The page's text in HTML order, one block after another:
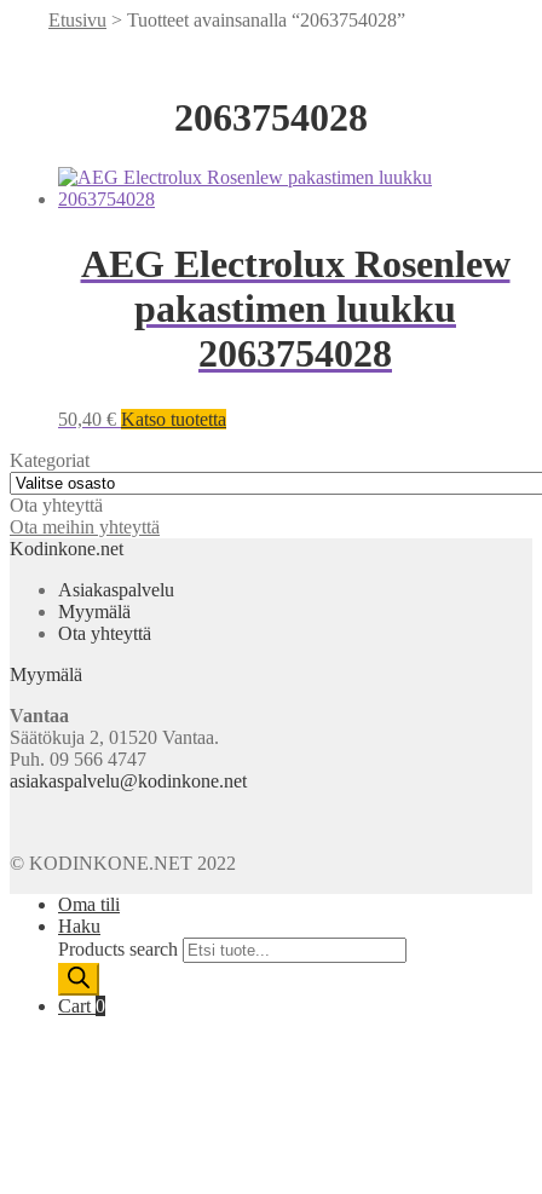
Etusivu > Tuotteet avainsanalla “2063754028”
2063754028
AEG Electrolux Rosenlew
pakastimen luukku
2063754028
50,40 € Katso tuotetta
Kategoriat
Ota yhteyttä
Ota meihin yhteyttä
Kodinkone.net
Asiakaspalvelu
Myymälä
Ota yhteyttä
Myymälä
Vantaa
Säätökuja 2, 01520 Vantaa.
Puh. 09 566 4747
asiakaspalvelu@kodinkone.net
© KODINKONE.NET 2022
Oma tili
Haku
Products search
Cart 0